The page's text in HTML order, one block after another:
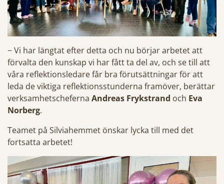
− Vi har längtat efter detta och nu börjar arbetet att
förvalta den kunskap vi har fått ta del av, och se till att
våra reflektionsledare får bra förutsättningar för att
leda de viktiga reflektionsstunderna framöver, berättar
verksamhetscheferna Andreas Frykstrand och Eva
Norberg.
Teamet på Silviahemmet önskar lycka till med det
fortsatta arbetet!